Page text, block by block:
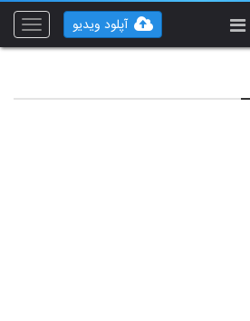
Toggle
آپلود ویدیو